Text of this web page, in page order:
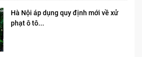
Hà Nội áp dụng quy định mới về xử
phạt ô tô...